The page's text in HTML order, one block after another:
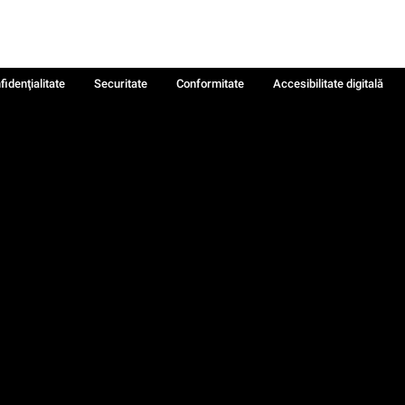
Securitate Conformitate
Accesibilitate digitală